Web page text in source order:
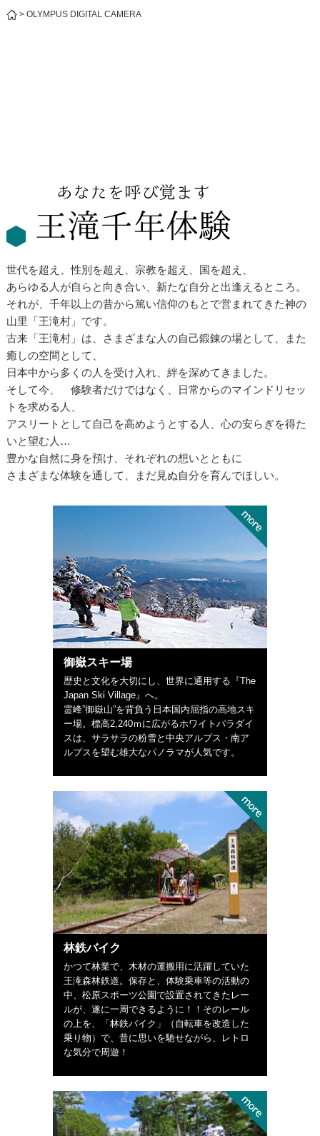
> OLYMPUS DIGITAL CAMERA
世代を超え、性別を超え、宗教を超え、国を超え、
あらゆる人が自らと向き合い、新たな自分と出逢えるところ。
それが、千年以上の昔から篤い信仰のもとで営まれてきた神の
山里「王滝村」です。
古来「王滝村」は、さまざまな人の自己鍛錬の場として、また
癒しの空間として、
日本中から多くの人を受け入れ、絆を深めてきました。
そして今、 修験者だけではなく、日常からのマインドリセッ
トを求める人、
アスリートとして自己を高めようとする人、心の安らぎを得た
いと望む人…
豊かな自然に身を預け、それぞれの想いとともに
さまざまな体験を通して、まだ見ぬ自分を育んでほしい。
御嶽スキー場
歴史と文化を大切にし、世界に通用する『The
Japan Ski Village』へ。
霊峰”御嶽山”を背負う日本国内屈指の高地スキ
ー場。標高2,240ｍに広がるホワイトパラダイ
スは、サラサラの粉雪と中央アルプス・南ア
ルプスを望む雄大なパノラマが人気です。
林鉄バイク
かつて林業で、木材の運搬用に活躍していた
王滝森林鉄道。保存と、体験乗車等の活動の
中、松原スポーツ公園で設置されてきたレー
ルが、遂に一周できるように！！そのレール
の上を、「林鉄バイク」（自転車を改造した
乗り物）で、昔に思いを馳せながら、レトロ
な気分で周遊！